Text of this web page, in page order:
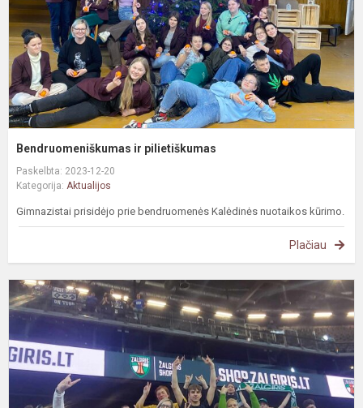
Bendruomeniškumas ir pilietiškumas
Paskelbta: 2023-12-20
Kategorija: Aktualijos
Gimnazistai prisidėjo prie bendruomenės Kalėdinės nuotaikos kūrimo.
Plačiau